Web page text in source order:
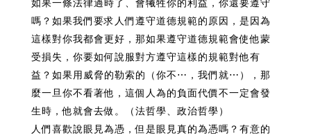
如果一條法律過時了、會犧牲你的利益，你還要遵守
嗎？如果我們要求人們遵守道德規範的原因，是因為
這樣對你我都會更好，那如果遵守道德規範會使他蒙
受損失，你要如何說服對方遵守這樣的規範對他有
益？如果用威脅的勒索的（你不⋯，我們就⋯），那
麼一旦你不看著他，這個人為的負面代價不一定會發
生時，他就會去做。（法哲學、政治哲學）
人們喜歡說眼見為憑，但是眼見真的為憑嗎？有意的